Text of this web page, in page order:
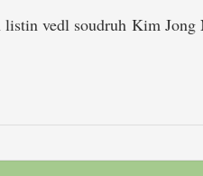
vedl soudruh Kim Jong